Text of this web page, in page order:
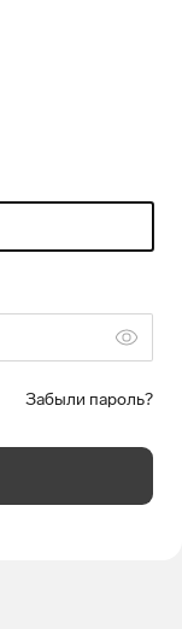
Забыли пароль?